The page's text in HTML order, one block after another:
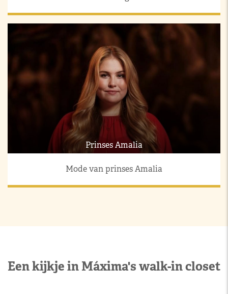
Prinses Amalia
Mode van prinses Amalia
Een kijkje in Máxima's walk-in closet